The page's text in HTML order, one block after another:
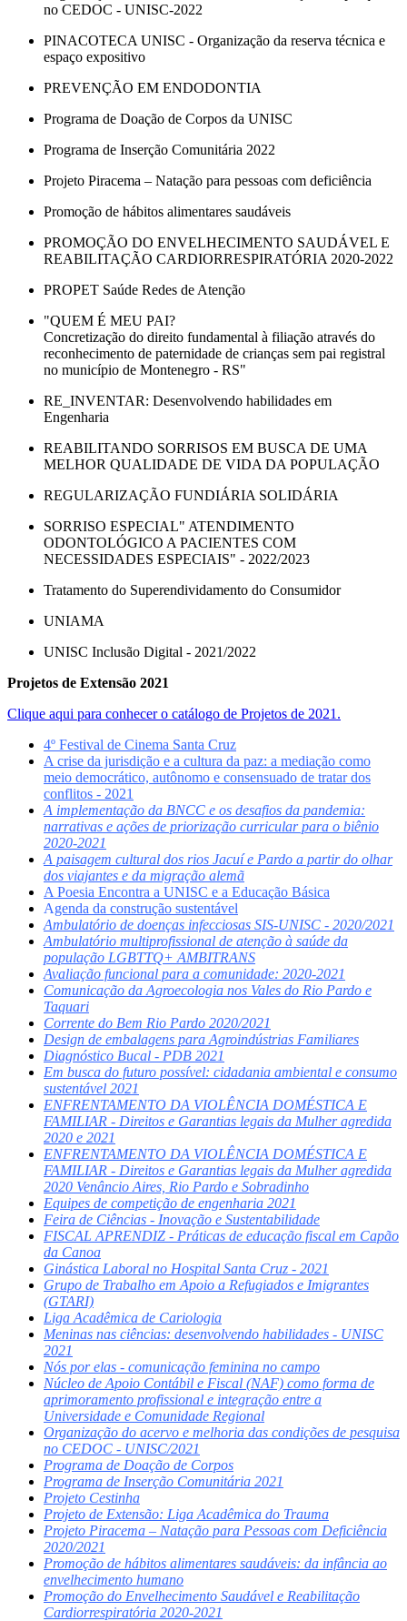
no CEDOC - UNISC-2022
PINACOTECA UNISC - Organização da reserva técnica e
espaço expositivo
PREVENÇÃO EM ENDODONTIA
Programa de Doação de Corpos da UNISC
Programa de Inserção Comunitária 2022
Projeto Piracema – Natação para pessoas com deficiência
Promoção de hábitos alimentares saudáveis
PROMOÇÃO DO ENVELHECIMENTO SAUDÁVEL E
REABILITAÇÃO CARDIORRESPIRATÓRIA 2020-2022
PROPET Saúde Redes de Atenção
"QUEM É MEU PAI?
Concretização do direito fundamental à filiação através do
reconhecimento de paternidade de crianças sem pai registral
no município de Montenegro - RS"
RE_INVENTAR: Desenvolvendo habilidades em
Engenharia
REABILITANDO SORRISOS EM BUSCA DE UMA
MELHOR QUALIDADE DE VIDA DA POPULAÇÃO
REGULARIZAÇÃO FUNDIÁRIA SOLIDÁRIA
SORRISO ESPECIAL" ATENDIMENTO
ODONTOLÓGICO A PACIENTES COM
NECESSIDADES ESPECIAIS" - 2022/2023
Tratamento do Superendividamento do Consumidor
UNIAMA
UNISC Inclusão Digital - 2021/2022
Projetos de Extensão 2021
Clique aqui para conhecer o catálogo de Projetos de 2021.
4º Festival de Cinema Santa Cruz
A crise da jurisdição e a cultura da paz: a mediação como
meio democrático, autônomo e consensuado de tratar dos
conflitos - 2021
A implementação da BNCC e os desafios da pandemia:
narrativas e ações de priorização curricular para o biênio
2020-2021
A paisagem cultural dos rios Jacuí e Pardo a partir do olhar
dos viajantes e da migração alemã
A Poesia Encontra a UNISC e a Educação Básica
Agenda da construção sustentável
Ambulatório de doenças infecciosas SIS-UNISC - 2020/2021
Ambulatório multiprofissional de atenção à saúde da
população LGBTTQ+ AMBITRANS
Avaliação funcional para a comunidade: 2020-2021
Comunicação da Agroecologia nos Vales do Rio Pardo e
Taquari
Corrente do Bem Rio Pardo 2020/2021
Design de embalagens para Agroindústrias Familiares
Diagnóstico Bucal - PDB 2021
Em busca do futuro possível: cidadania ambiental e consumo
sustentável 2021
ENFRENTAMENTO DA VIOLÊNCIA DOMÉSTICA E
FAMILIAR - Direitos e Garantias legais da Mulher agredida
2020 e 2021
ENFRENTAMENTO DA VIOLÊNCIA DOMÉSTICA E
FAMILIAR - Direitos e Garantias legais da Mulher agredida
2020 Venâncio Aires, Rio Pardo e Sobradinho
Equipes de competição de engenharia 2021
Feira de Ciências - Inovação e Sustentabilidade
FISCAL APRENDIZ - Práticas de educação fiscal em Capão
da Canoa
Ginástica Laboral no Hospital Santa Cruz - 2021
Grupo de Trabalho em Apoio a Refugiados e Imigrantes
(GTARI)
Liga Acadêmica de Cariologia
Meninas nas ciências: desenvolvendo habilidades - UNISC
2021
Nós por elas - comunicação feminina no campo
Núcleo de Apoio Contábil e Fiscal (NAF) como forma de
aprimoramento profissional e integração entre a
Universidade e Comunidade Regional
Organização do acervo e melhoria das condições de pesquisa
no CEDOC - UNISC/2021
Programa de Doação de Corpos
Programa de Inserção Comunitária 2021
Projeto Cestinha
Projeto de Extensão: Liga Acadêmica do Trauma
Projeto Piracema – Natação para Pessoas com Deficiência
2020/2021
Promoção de hábitos alimentares saudáveis: da infância ao
envelhecimento humano
Promoção do Envelhecimento Saudável e Reabilitação
Cardiorrespiratória 2020-2021